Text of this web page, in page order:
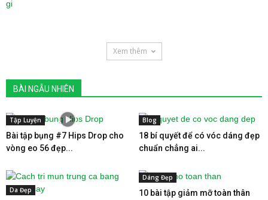
Xem thêm
BÀI NGẪU NHIÊN
Tập Luyện
Bài tập bụng #7 Hips Drop cho
vòng eo 56 đẹp...
Blog
18 bí quyết để có vóc dáng đẹp
chuẩn chẳng ai...
Da Đẹp
Dáng Đẹp
10 bài tập giảm mỡ toàn thân